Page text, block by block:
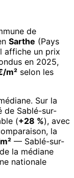
de
Sarthe (Pays
affiche un prix
en 2025,
m² selon les
Sur la
de Sablé-sur-
(+28 %), avec
la
— Sablé-sur-
la médiane
nationale